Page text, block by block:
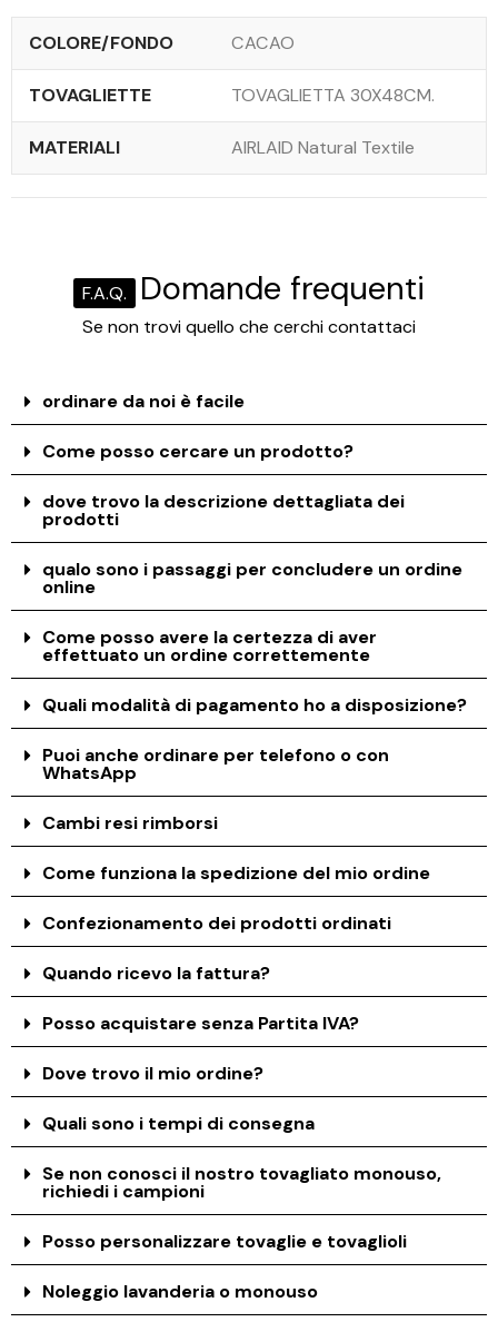
COLORE/FONDO CACAO
TOVAGLIETTE TOVAGLIETTA 30X48CM.
MATERIALI AIRLAID Natural Textile
F.A.Q. Domande frequenti
Se non trovi quello che cerchi contattaci
ordinare da noi è facile
Come posso cercare un prodotto?
dove trovo la descrizione dettagliata dei
prodotti
qualo sono i passaggi per concludere un ordine
online
Come posso avere la certezza di aver
effettuato un ordine correttemente
Quali modalità di pagamento ho a disposizione?
Puoi anche ordinare per telefono o con
WhatsApp
Cambi resi rimborsi
Come funziona la spedizione del mio ordine
Confezionamento dei prodotti ordinati
Quando ricevo la fattura?
Posso acquistare senza Partita IVA?
Dove trovo il mio ordine?
Quali sono i tempi di consegna
Se non conosci il nostro tovagliato monouso,
richiedi i campioni
Posso personalizzare tovaglie e tovaglioli
Noleggio lavanderia o monouso